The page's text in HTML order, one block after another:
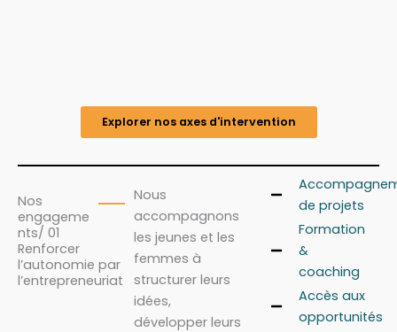
Explorer nos axes d'intervention
Nos
engageme
nts/ 01
Renforcer
l’autonomie par
l’entrepreneuriat
Nous
accompagnons
les jeunes et les
femmes à
structurer leurs
idées,
développer leurs
de projets
Formation
&
coaching
Accès aux
opportunités